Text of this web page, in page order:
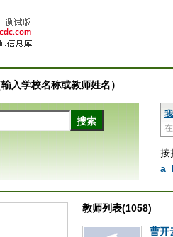
入学校名称或教师姓名）
按
a
教师列表(1058)
曹开